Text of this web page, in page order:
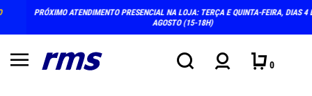
PRÓXIMO ATENDIMENTO PRESENCIAL NA LOJA: TERÇA E QUINTA-FEIRA, DIAS 4 E 6 DE
AGOSTO (15-18H)
0